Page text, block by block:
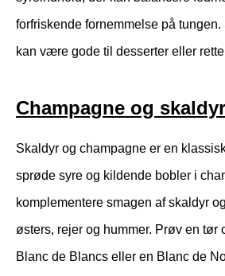
forfriskende fornemmelse på
kan være gode til desserter eller
Champagne og skaldyr
Skaldyr og champagne er en
sprøde syre og kildende bobler i
komplementere smagen af skaldyr
østers, rejer og hummer. Prøv en tør
Blanc de Blancs eller en Blanc de